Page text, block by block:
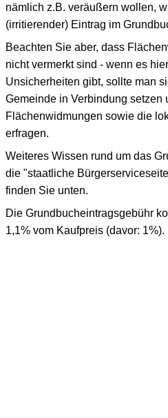
nämlich z.B. veräußern wollen,
(irritierender) Eintrag im
Beachten Sie aber, dass
nicht vermerkt sind - wenn es
Unsicherheiten gibt, sollte man
Gemeinde in Verbindung setzen
Flächenwidmungen sowie die
erfragen.
Weiteres Wissen rund um das
die "staatliche
finden Sie unten.
Die Grundbucheintragsgebühr
1,1% vom Kaufpreis (davor: 1%).